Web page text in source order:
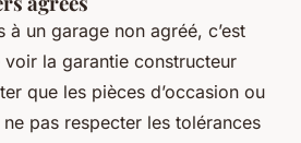
à un garage non agréé, c’est
la garantie constructeur
que les pièces d’occasion ou
pas respecter les tolérances